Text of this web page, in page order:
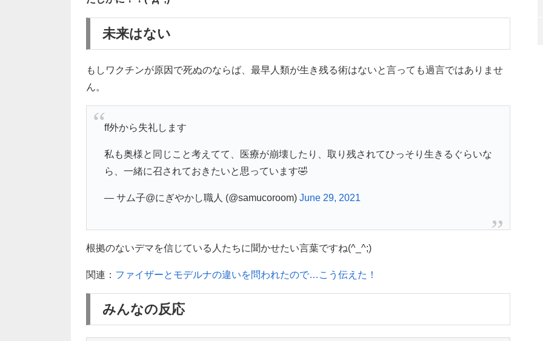
未来はない
もしワクチンが原因で死ぬのならば、最早人類が生き残る術はないと言っても過言ではありませ
ん。
ff外から失礼します
私も奥様と同じこと考えてて、医療が崩壊したり、取り残されてひっそり生きるぐらいな
ら、一緒に召されておきたいと思っています🤣
— サム子@にぎやかし職人 (@samucoroom) June 29, 2021
根拠のないデマを信じている人たちに聞かせたい言葉ですね(^_^;)
関連： ファイザーとモデルナの違いを問われたので…こう伝えた！
みんなの反応